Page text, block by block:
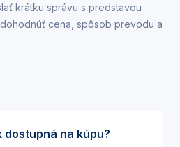
krátku správu s predstavou
cena, spôsob prevodu a
dostupná na kúpu?